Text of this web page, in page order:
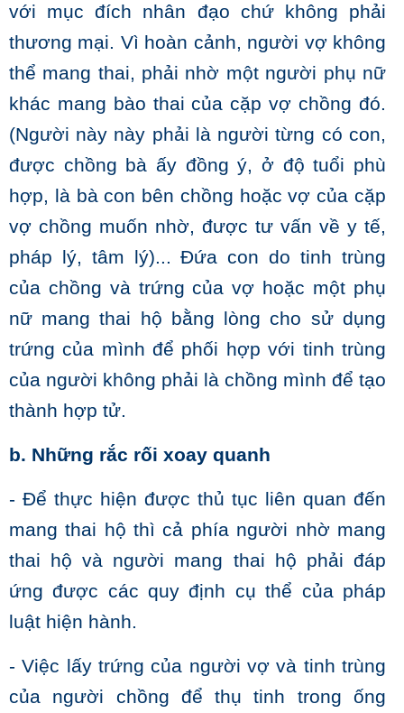
với mục đích nhân đạo chứ không phải
thương mại. Vì hoàn cảnh, người vợ không
thể mang thai, phải nhờ một người phụ nữ
khác mang bào thai của cặp vợ chồng đó.
(Người này này phải là người từng có con,
được chồng bà ấy đồng ý, ở độ tuổi phù
hợp, là bà con bên chồng hoặc vợ của cặp
vợ chồng muốn nhờ, được tư vấn về y tế,
pháp lý, tâm lý)... Đứa con do tinh trùng
của chồng và trứng của vợ hoặc một phụ
nữ mang thai hộ bằng lòng cho sử dụng
trứng của mình để phối hợp với tinh trùng
của người không phải là chồng mình để tạo
thành hợp tử.
b. Những rắc rối xoay quanh
- Để thực hiện được thủ tục liên quan đến
mang thai hộ thì cả phía người nhờ mang
thai hộ và người mang thai hộ phải đáp
ứng được các quy định cụ thể của pháp
luật hiện hành.
- Việc lấy trứng của người vợ và tinh trùng
của người chồng để thụ tinh trong ống